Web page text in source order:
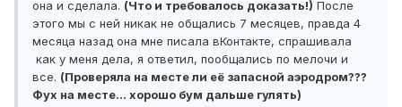
она и сделала. (Что и требовалось доказать!) После
этого мы с ней никак не общались 7 месяцев, правда 4
месяца назад она мне писала вКонтакте, спрашивала
как у меня дела, я ответил, пообщались по мелочи и
все. (Проверяла на месте ли её запасной аэродром???
Фух на месте... хорошо бум дальше гулять)